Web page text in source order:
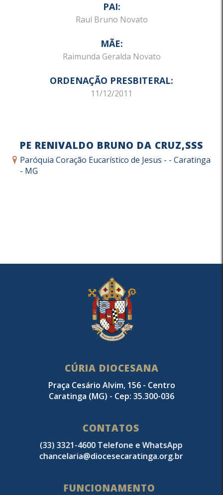
PAI:
Raul Bruno Novato
MÃE:
Raimunda Geralda Novato
ORDENAÇÃO PRESBITERAL:
11/12/2011
PE RENIVALDO BRUNO DA CRUZ,SSS
Paróquia Coração Eucarístico de Jesus - - Caratinga
- MG
CÚRIA DIOCESANA
Praça Cesário Alvim, 156 - Centro
Caratinga (MG) - Cep: 35.300-036
CONTATOS
(33) 3321-4600 Telefone e WhatsApp
chancelaria@diocesecaratinga.org.br
FUNCIONAMENTO